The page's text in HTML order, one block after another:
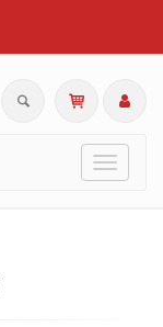
Toggle